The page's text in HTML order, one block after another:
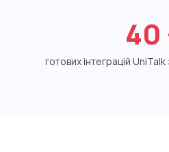
Розширений пакет40
готових інтеграцій